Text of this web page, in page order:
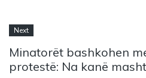
Next
Minatorët bashkohen
protestë: Na kanë